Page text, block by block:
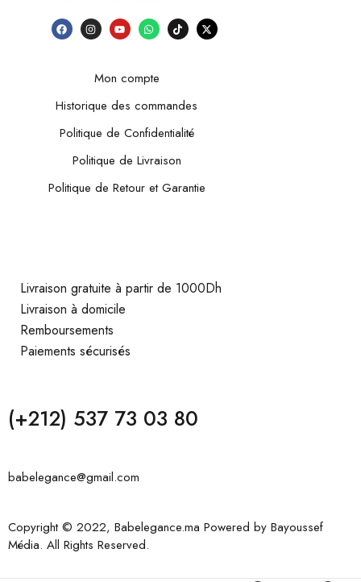
Mon compte
Historique des commandes
Politique de Confidentialité
Politique de Livraison
Politique de Retour et Garantie
Livraison gratuite à partir de 1000Dh
Livraison à domicile
Remboursements
Paiements sécurisés
(+212) 537 73 03 80
babelegance@gmail.com
Copyright © 2022, Babelegance.ma Powered by Bayoussef
Média. All Rights Reserved.